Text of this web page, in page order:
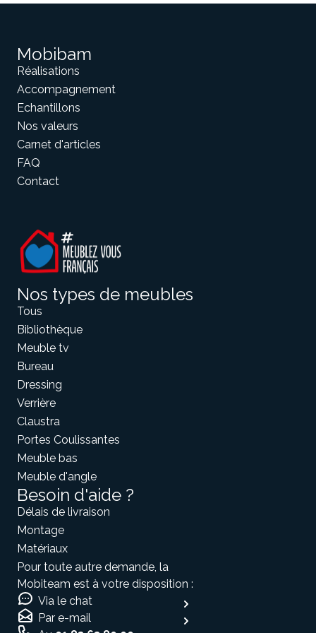
Inspirez-vous du catalogue
Personnalisez nos modèles pour créer le meuble qui vous
Mobibam
Réalisations
Accompagnement
Echantillons
Nos valeurs
Carnet d'articles
FAQ
Contact
Nos types de meubles
Tous
Bibliothèque
Meuble tv
Bureau
Dressing
Verrière
Claustra
Portes Coulissantes
Meuble bas
Meuble d'angle
Besoin d'aide ?
Délais de livraison
Montage
Matériaux
Pour toute autre demande, la
Mobiteam est à votre disposition :
Via le chat
Par e-mail